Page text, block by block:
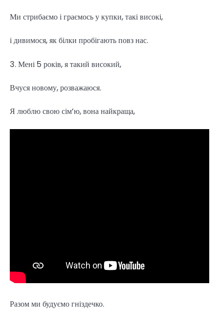
Ми стрибаємо і граємось у купки, такі високі,
і дивимося, як білки пробігають повз нас.
3. Мені 5 років, я такий високий,
Вчуся новому, розважаюся.
Я люблю свою сім’ю, вона найкраща,
Разом ми будуємо гніздечко.